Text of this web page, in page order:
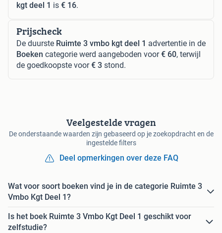
kgt deel 1 is € 16.
Prijscheck
De duurste Ruimte 3 vmbo kgt deel 1 advertentie in de
Boeken categorie werd aangeboden voor€ 60, terwijl
de goedkoopste voor€ 3 stond.
Veelgestelde vragen
De onderstaande waarden zijn gebaseerd op je zoekopdracht en de
ingestelde filters
Deel opmerkingen over deze FAQ
Wat voor soort boeken vind je in de categorie Ruimte 3
Vmbo Kgt Deel 1?
Is het boek Ruimte 3 Vmbo Kgt Deel 1 geschikt voor
zelfstudie?